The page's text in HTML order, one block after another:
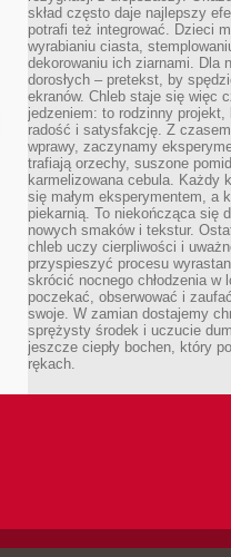
skład często daje najlepszy
potrafi też integrować. Dzieci
wyrabianiu ciasta,
dekorowaniu ich ziarnami. Dla
dorosłych – pretekst, by
ekranów. Chleb staje się więc
jedzeniem: to rodzinny projekt,
radość i satysfakcję. Z
wprawy, zaczynamy
trafiają orzechy, suszone
karmelizowana cebula. Każdy
się małym eksperymentem, a
piekarnią. To niekończąca się
nowych smaków i tekstur.
chleb uczy cierpliwości i
przyspieszyć procesu
skrócić nocnego chłodzenia w
poczekać, obserwować i
swoje. W zamian dostajemy
sprężysty środek i uczucie
jeszcze ciepły bochen, który
rękach.